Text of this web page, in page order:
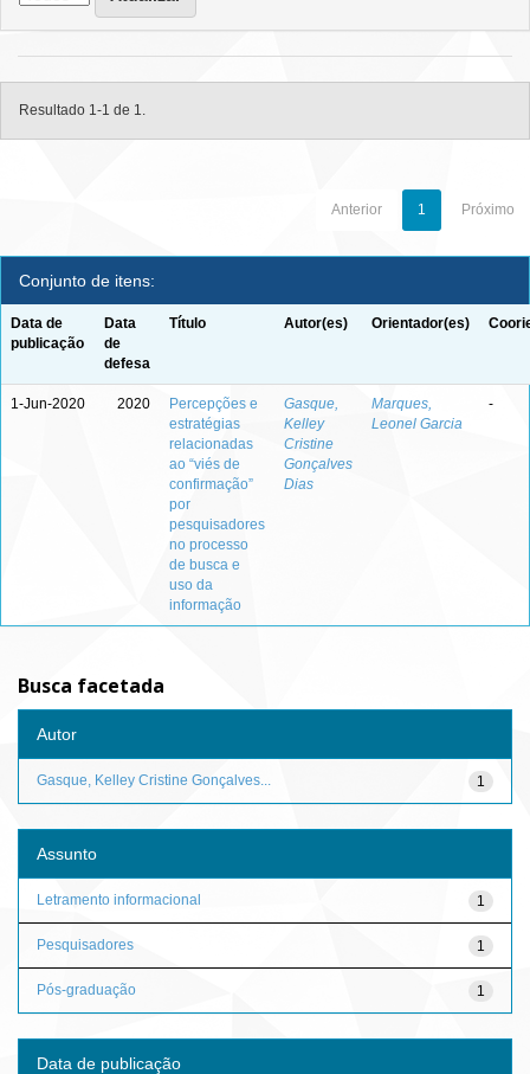
Resultado 1-1 de 1.
Anterior 1 Próximo
Conjunto de itens:
Data de
publicação
Data
de
defesa
Título Autor(es) Orientador(es)
1-Jun-2020 2020
Percepções e
estratégias
relacionadas
ao “viés de
confirmação”
por
pesquisadores
no processo
de busca e
uso da
informação
Gasque,
Kelley
Cristine
Gonçalves
Dias
Marques,
Leonel Garcia
-
Busca facetada
Autor
1
Gasque, Kelley Cristine Gonçalves...
Assunto
1
Letramento informacional
1
Pesquisadores
1
Pós-graduação
Data de publicação